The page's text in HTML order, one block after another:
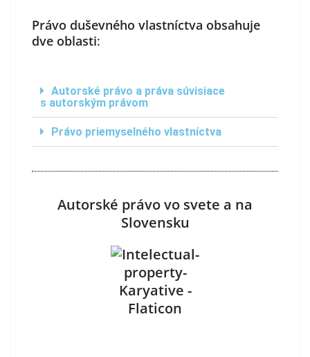
Právo duševného vlastníctva obsahuje
dve oblasti:
Autorské právo a práva súvisiace
s autorským právom
Právo priemyselného vlastníctva
Autorské právo vo svete a na
Slovensku